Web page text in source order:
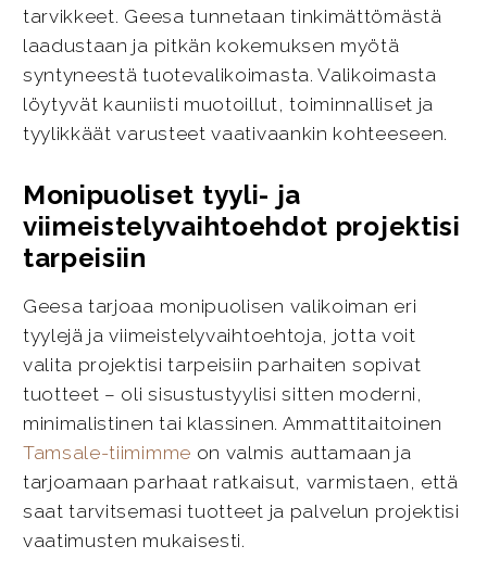
tarvikkeet. Geesa tunnetaan tinkimättömästä
laadustaan ja pitkän kokemuksen myötä
syntyneestä tuotevalikoimasta. Valikoimasta
löytyvät kauniisti muotoillut, toiminnalliset ja
tyylikkäät varusteet vaativaankin kohteeseen.
Monipuoliset tyyli- ja
viimeistelyvaihtoehdot projektisi
tarpeisiin
Geesa tarjoaa monipuolisen valikoiman eri
tyylejä ja viimeistelyvaihtoehtoja, jotta voit
valita projektisi tarpeisiin parhaiten sopivat
tuotteet – oli sisustustyylisi sitten moderni,
minimalistinen tai klassinen. Ammattitaitoinen
Tamsale-tiimimme on valmis auttamaan ja
tarjoamaan parhaat ratkaisut, varmistaen, että
saat tarvitsemasi tuotteet ja palvelun projektisi
vaatimusten mukaisesti.